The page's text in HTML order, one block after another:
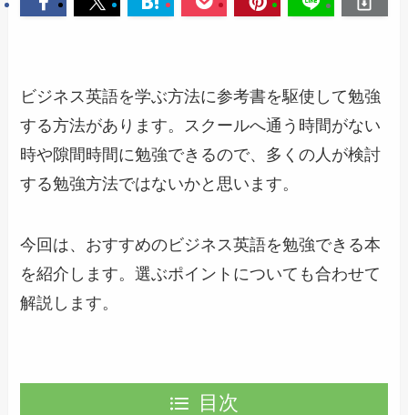
ビジネス英語を学ぶ方法に参考書を駆使して勉強
する方法があります。スクールへ通う時間がない
時や隙間時間に勉強できるので、多くの人が検討
する勉強方法ではないかと思います。
今回は、おすすめのビジネス英語を勉強できる本
を紹介します。選ぶポイントについても合わせて
解説します。
目次